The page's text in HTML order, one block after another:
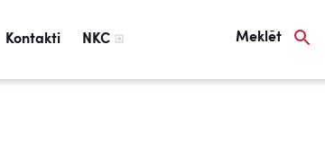
Kontakti NKC Meklēt